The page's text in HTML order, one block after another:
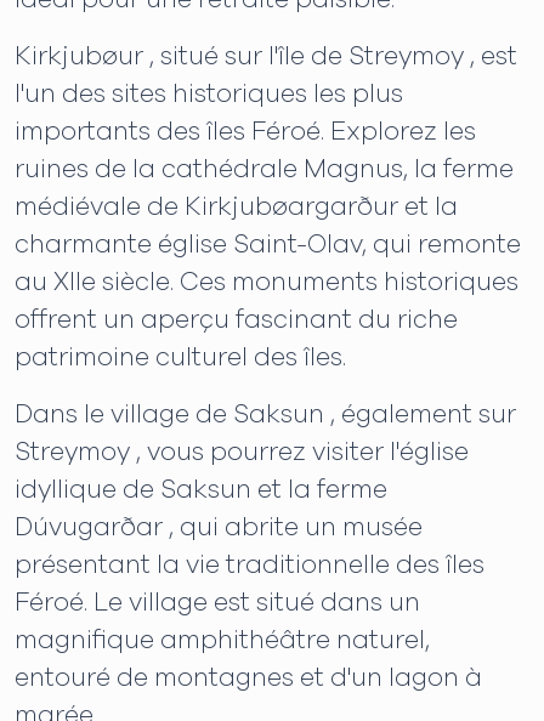
Kirkjubøur , situé sur l'île de Streymoy , est
l'un des sites historiques les plus
importants des îles Féroé. Explorez les
ruines de la cathédrale Magnus, la ferme
médiévale de Kirkjubøargarður et la
charmante église Saint-Olav, qui remonte
au XIIe siècle. Ces monuments historiques
offrent un aperçu fascinant du riche
patrimoine culturel des îles.
Dans le village de Saksun , également sur
Streymoy , vous pourrez visiter l'église
idyllique de Saksun et la ferme
Dúvugarðar , qui abrite un musée
présentant la vie traditionnelle des îles
Féroé. Le village est situé dans un
magnifique amphithéâtre naturel,
entouré de montagnes et d'un lagon à
marée.